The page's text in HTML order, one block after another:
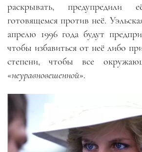
раскрывать, предупредили
готовящемся против неё.
апрелю 1996 года будут
чтобы избавиться от неё либо
степени, чтобы все
«неуравновешенной».